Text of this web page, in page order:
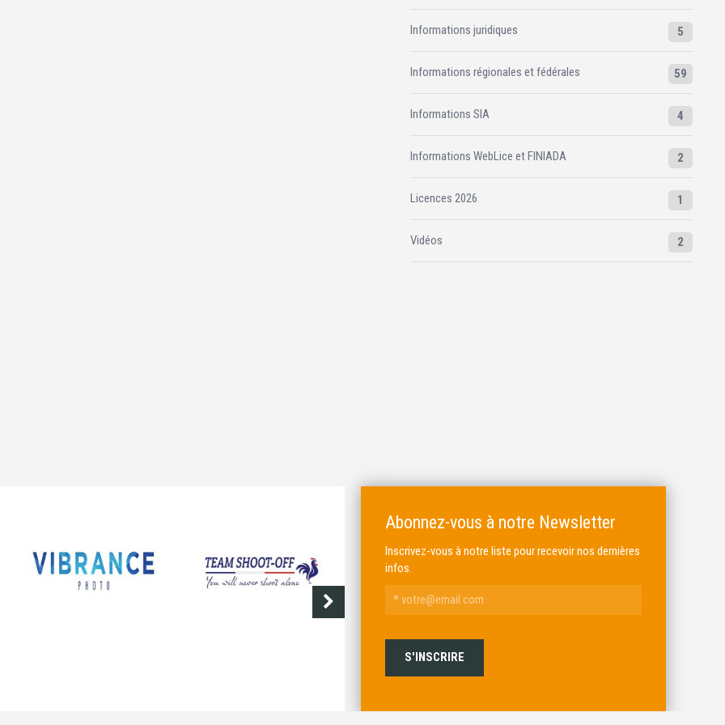
Informations juridiques 5
Informations régionales et fédérales 59
Informations SIA 4
Informations WebLice et FINIADA 2
Licences 2026 1
Vidéos 2
ALKAR
Abonnez-vous à notre Newsletter
Inscrivez-vous à notre liste pour recevoir nos dernières
infos.